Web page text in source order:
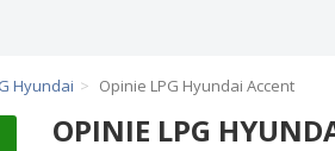
Hyundai Opinie LPG Hyundai Accent
OPINIE LPG